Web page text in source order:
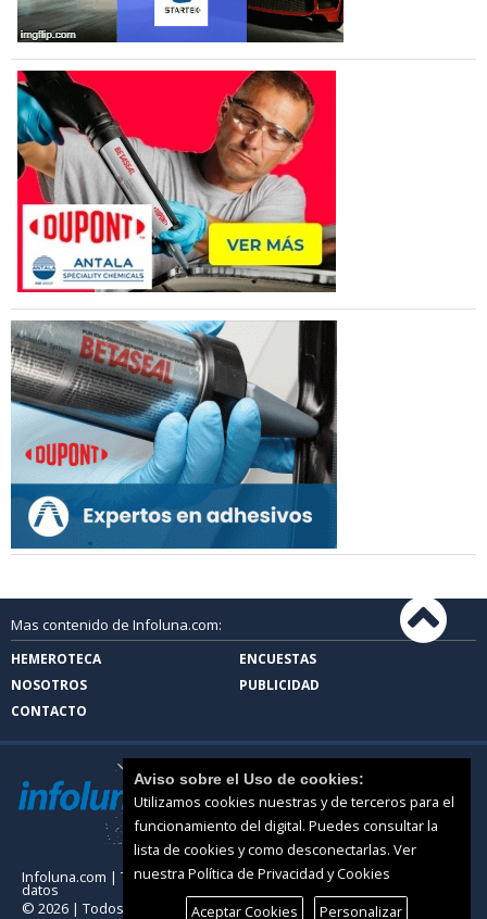
Mas contenido de Infoluna.com:
HEMEROTECA
ENCUESTAS
NOSOTROS
PUBLICIDAD
CONTACTO
Infoluna.com | Términos de uso|Protección de
datos
© 2026 | Todos los derechos reservados
Aviso sobre el Uso de cookies:
Utilizamos cookies nuestras y de terceros para el
funcionamiento del digital. Puedes consultar la
lista de cookies y como desconectarlas. Ver
nuestra Política de Privacidad y Cookies
Aceptar Cookies
Personalizar